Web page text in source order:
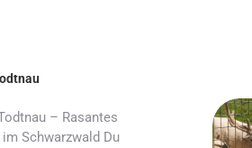
– Rasantes
Schwarzwald Du